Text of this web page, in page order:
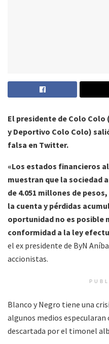
El presidente de Colo Colo
y Deportivo Colo Colo)
falsa en Twitter.
«Los estados financieros
muestran que la sociedad
de 4.051 millones de
la cuenta y pérdidas
oportunidad no es posible
conformidad a la ley
el ex presidente de ByN
accionistas.
Blanco y Negro tiene una
algunos medios especularan
descartada por el timonel